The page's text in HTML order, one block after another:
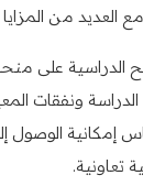
من المزايا
ونفقات
إمكانية الوصول
تعاونية.